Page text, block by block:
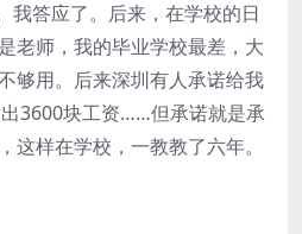
我答应了。后来，在学校的日
老师，我的毕业学校最差，大
够用。后来深圳有人承诺给我
3600块工资……但承诺就是承
这样在学校，一教教了六年。